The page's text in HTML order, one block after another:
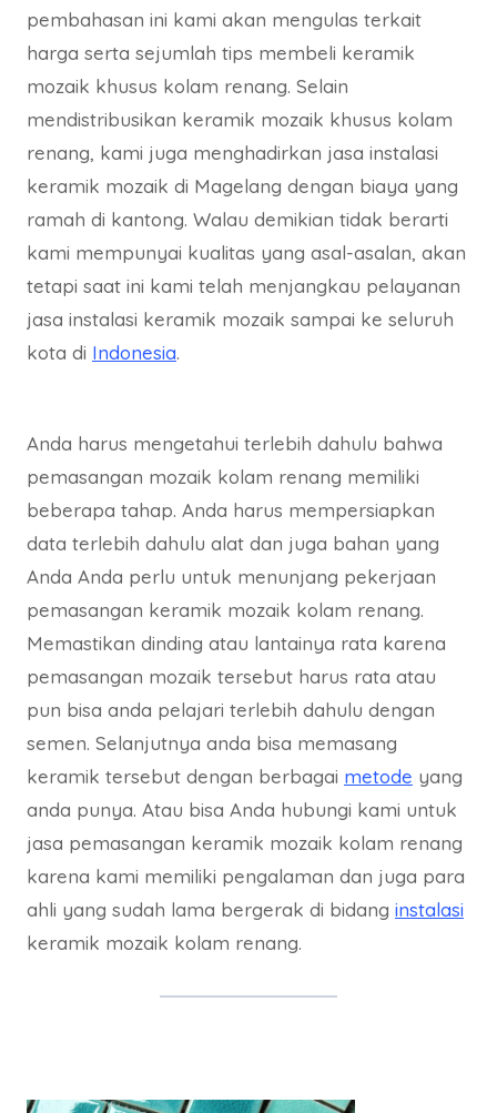
pembahasan ini kami akan mengulas terkait
harga serta sejumlah tips membeli keramik
mozaik khusus kolam renang. Selain
mendistribusikan keramik mozaik khusus kolam
renang, kami juga menghadirkan jasa instalasi
keramik mozaik di Magelang dengan biaya yang
ramah di kantong. Walau demikian tidak berarti
kami mempunyai kualitas yang asal-asalan, akan
tetapi saat ini kami telah menjangkau pelayanan
jasa instalasi keramik mozaik sampai ke seluruh
kota di Indonesia.
Anda harus mengetahui terlebih dahulu bahwa
pemasangan mozaik kolam renang memiliki
beberapa tahap. Anda harus mempersiapkan
data terlebih dahulu alat dan juga bahan yang
Anda Anda perlu untuk menunjang pekerjaan
pemasangan keramik mozaik kolam renang.
Memastikan dinding atau lantainya rata karena
pemasangan mozaik tersebut harus rata atau
pun bisa anda pelajari terlebih dahulu dengan
semen. Selanjutnya anda bisa memasang
keramik tersebut dengan berbagai metode yang
anda punya. Atau bisa Anda hubungi kami untuk
jasa pemasangan keramik mozaik kolam renang
karena kami memiliki pengalaman dan juga para
ahli yang sudah lama bergerak di bidang instalasi
keramik mozaik kolam renang.